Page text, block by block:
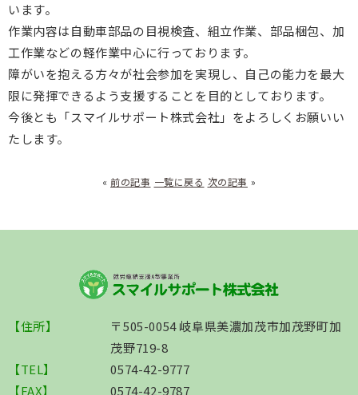
います。
作業内容は自動車部品の目視検査、組立作業、部品梱包、加
工作業などの軽作業中心に行っております。
障がいを抱える方々が社会参加を実現し、自己の能力を最大
限に発揮できるよう支援することを目的としております。
今後とも「スマイルサポート株式会社」をよろしくお願いい
たします。
« 前の記事 一覧に戻る 次の記事 »
【住所】
〒505-0054 岐阜県美濃加茂市加茂野町加
茂野719-8
【TEL】
0574-42-9777
【FAX】
0574-42-9787